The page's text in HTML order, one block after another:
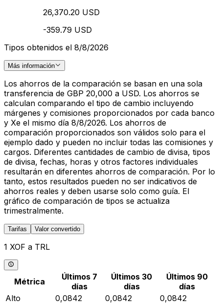
26,370.20 USD
-359.79 USD
Tipos obtenidos el 8/8/2026
Más información
Los ahorros de la comparación se basan en una sola
transferencia de GBP 20,000 a USD. Los ahorros se
calculan comparando el tipo de cambio incluyendo
márgenes y comisiones proporcionados por cada banco
y Xe el mismo día 8/8/2026. Los ahorros de
comparación proporcionados son válidos solo para el
ejemplo dado y pueden no incluir todas las comisiones y
cargos. Diferentes cantidades de cambio de divisa, tipos
de divisa, fechas, horas y otros factores individuales
resultarán en diferentes ahorros de comparación. Por lo
tanto, estos resultados pueden no ser indicativos de
ahorros reales y deben usarse solo como guía. El
gráfico de comparación de tipos se actualiza
trimestralmente.
Tarifas Valor convertido
1 XOF a TRL
Métrica
Últimos 7
días
Últimos 30
días
Últimos 90
días
Alto
0,0842 0,0842
0,0842